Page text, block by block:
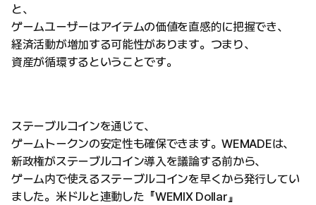
と、
ゲームユーザーはアイテムの価値を直感的に把握でき、
経済活動が増加する可能性があります。つまり、
資産が循環するということです。
ステーブルコインを通じて、
ゲームトークンの安定性も確保できます。WEMADEは、
新政権がステーブルコイン導入を議論する前から、
ゲーム内で使えるステーブルコインを早くから発行してい
ました。米ドルと連動した『WEMIX Dollar』